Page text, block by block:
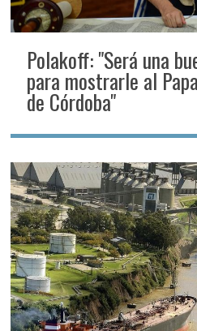
Polakoff: "Será una
para mostrarle al
de Córdoba"